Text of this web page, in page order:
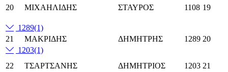
20 ΜΙΧΑΗΛΙΔΗΣ ΣΤΑΥΡΟΣ 1108 19
1289(1)
21
ΜΑΚΡΙΔΗΣ ΔΗΜΗΤΡΗΣ 1289 20
1203(1)
22
ΤΣΑΡΤΣΑΝΗΣ ΔΗΜΗΤΡΙΟΣ 1203 21